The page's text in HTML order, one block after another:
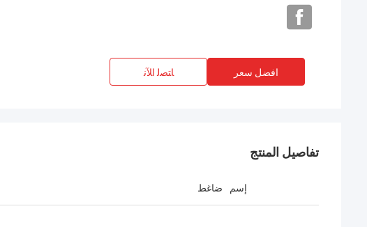
افضل سعر ﺎﺘﺼﻟ ﺍﻶﻧ
تفاصيل المنتج
إسم ضاغط